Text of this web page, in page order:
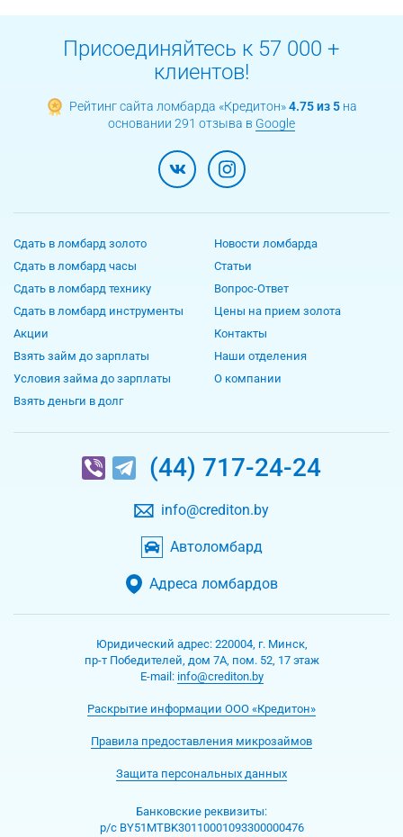
Присоединяйтесь к 57 000 +
клиентов!
Рейтинг сайта ломбарда «Кредитон»4.75 из 5 на
основании 291 отзыва в Google
Сдать в ломбард золото
Сдать в ломбард часы
Сдать в ломбард технику
Сдать в ломбард инструменты
Акции
Взять займ до зарплаты
Условия займа до зарплаты
Взять деньги в долг
Новости ломбарда
Статьи
Вопрос-Ответ
Цены на прием золота
Контакты
Наши отделения
О компании
(44) 717-24-24
info@crediton.by
Автоломбард
Адреса ломбардов
Юридический адрес: 220004, г. Минск,
пр-т Победителей, дом 7А, пом. 52, 17 этаж
Е-mаil: info@crediton.by
Раскрытие информации ООО «Кредитон»
Правила предоставления микрозаймов
Защита персональных данных
Банковские реквизиты:
р/с BY51MTBK30110001093300000476